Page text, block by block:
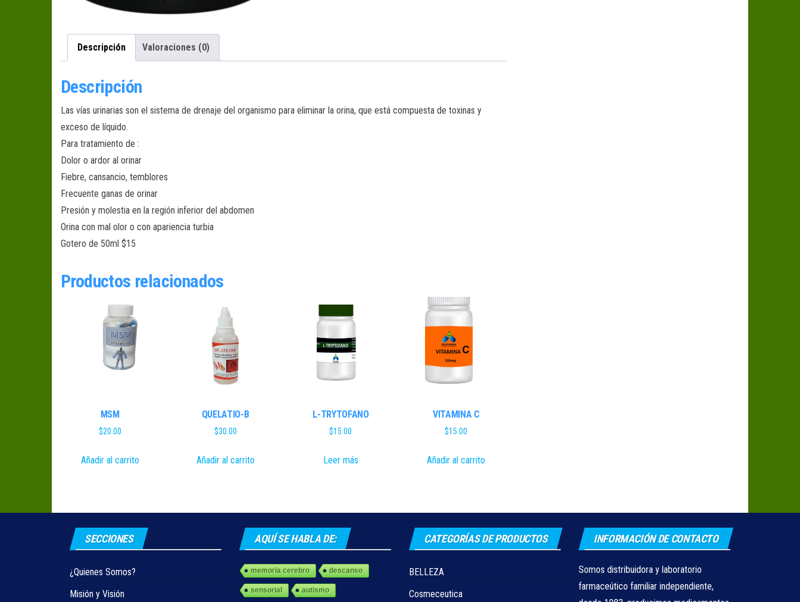
Descripción Valoraciones (0)
Descripción
Las vías urinarias son el sistema de drenaje del organismo para eliminar la orina, que está compuesta de toxinas y
exceso de líquido.
Para tratamiento de :
Dolor o ardor al orinar
Fiebre, cansancio, temblores
Frecuente ganas de orinar
Presión y molestia en la región inferior del abdomen
Orina con mal olor o con apariencia turbia
Gotero de 50ml $15
Productos relacionados
MSM
$20.00
Añadir al carrito
QUELATIO-B
$30.00
Añadir al carrito
L-TRYTOFANO
$15.00
Leer más
VITAMINA C
$15.00
Añadir al carrito
SECCIONES
¿Quienes Somos?
Misión y Visión
AQUÍ SE HABLA DE:
memoria cerebro descanso
sensorial autismo
CATEGORÍAS DE PRODUCTOS
BELLEZA
Cosmeceutica
INFORMACIÓN DE CONTACTO
Somos distribuidora y laboratorio
farmaceútico familiar independiente,